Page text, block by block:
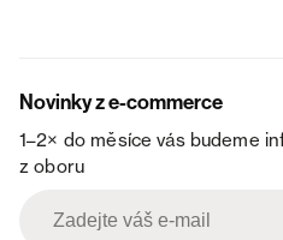
Novinky z e-commerce
1–2× do měsíce vás budeme
z oboru